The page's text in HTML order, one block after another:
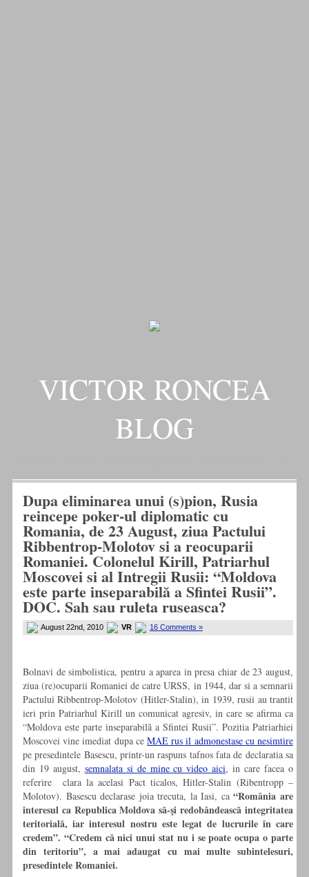
VICTOR RONCEA
BLOG
Dupa eliminarea unui (s)pion, Rusia
reincepe poker-ul diplomatic cu
Romania, de 23 August, ziua Pactului
Ribbentrop-Molotov si a reocuparii
Romaniei. Colonelul Kirill, Patriarhul
Moscovei si al Intregii Rusii: “Moldova
este parte inseparabilă a Sfintei Rusii”.
DOC. Sah sau ruleta ruseasca?
August 22nd, 2010 VR 16 Comments »
Bolnavi de simbolistica, pentru a aparea in presa chiar de 23 august,
ziua (re)ocuparii Romaniei de catre URSS, in 1944, dar si a semnarii
Pactului Ribbentrop-Molotov (Hitler-Stalin), in 1939, rusii au trantit
ieri prin Patriarhul Kirill un comunicat agresiv, in care se afirma ca
“Moldova este parte inseparabilă a Sfintei Rusii”. Pozitia Patriarhiei
Moscovei vine imediat dupa ce MAE rus il admonestase cu nesimtire
pe presedintele Basescu, printr-un raspuns tafnos fata de declaratia sa
din 19 august, semnalata si de mine cu video aici, in care facea o
referire clara la acelasi Pact ticalos, Hitler-Stalin (Ribentropp –
Molotov). Basescu declarase joia trecuta, la Iasi, ca“România are
interesul ca Republica Moldova să-şi redobândească integritatea
teritorială, iar interesul nostru este legat de lucrurile în care
credem”. “Credem că nici unui stat nu i se poate ocupa o parte
din teritoriu”, a mai adaugat cu mai multe subintelesuri,
presedintele Romaniei.